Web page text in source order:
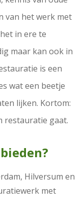
van het werk met
in ere te
maar kan ook in
is een
wat een beetje
lijken. Kortom:
restauratie gaat.
Hilversum en
met